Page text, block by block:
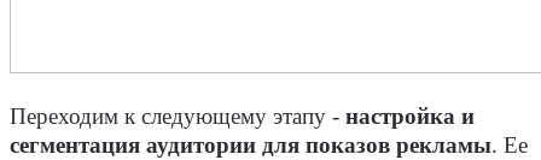
Переходим к следующему этапу - настройка и
сегментация аудитории для показов рекламы. Ее